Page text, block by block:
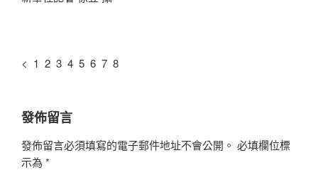
< 1 2 3 4 5 6 7 8
發佈留言
發佈留言必須填寫的電子郵件地址不會公開。 必填欄位標
示為 *